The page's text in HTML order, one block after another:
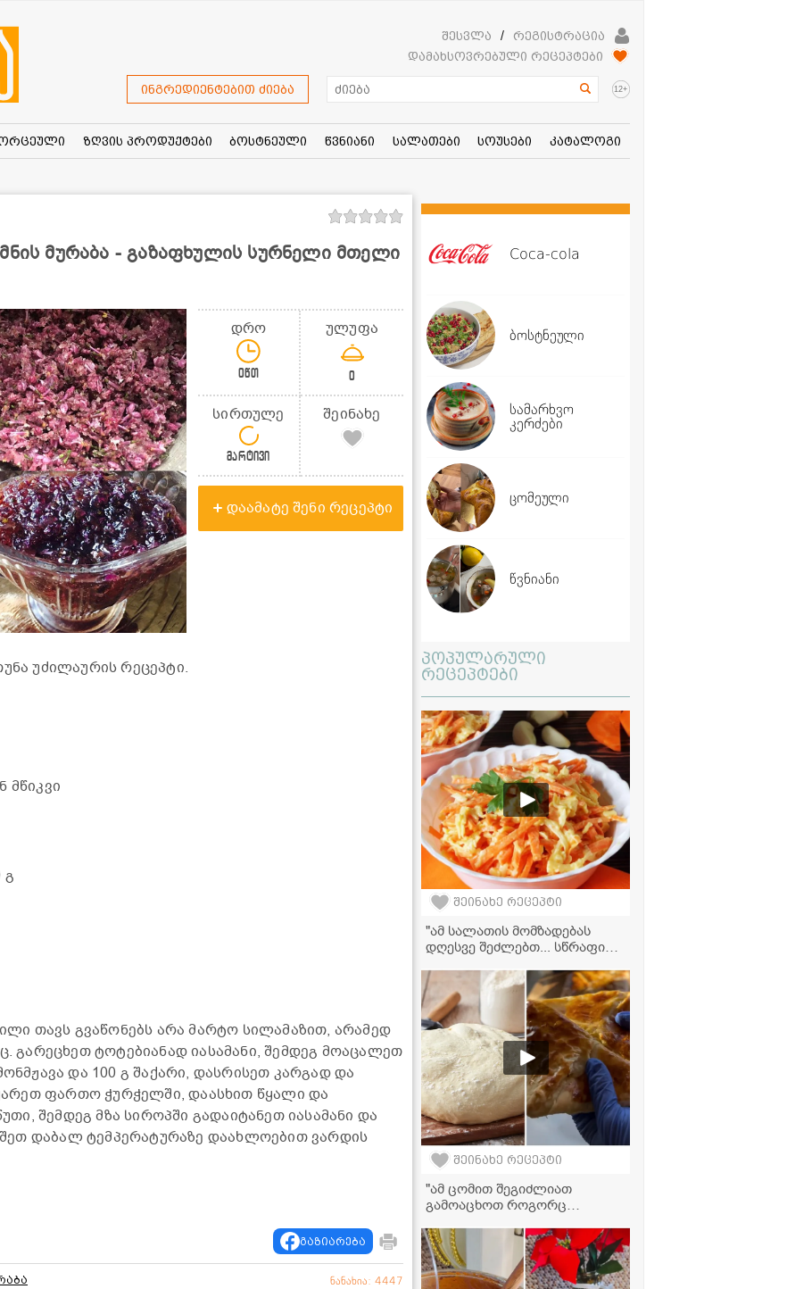
შესვლა /
რეგისტრაცია
დამახსოვრებული რეცეპტები
ინგრედიენტებით ძიება 12+
ზღვის პროდუქტები ბოსტნეული წვნიანი სალათები სოუსები კატალოგი
მურაბა - გაზაფხულის სურნელი მთელი
დრო
0წთ
ულუფა
0
სირთულე
მარტივი
შეინახე
დაამატე შენი რეცეპტი
უძილაურის რეცეპტი.
მწიკვი
გ
თავს გვაწონებს არა მარტო სილამაზით, არამედ
გარეცხეთ ტოტებიანად იასამანი, შემდეგ მოაცალეთ
და 100 გ შაქარი, დასრისეთ კარგად და
ფართო ჭურჭელში, დაასხით წყალი და
შემდეგ მზა სიროპში გადაიტანეთ იასამანი და
დაბალ ტემპერატურაზე დაახლოებით ვარდის
გაზიარება
ნანახია: 4447
Coca-cola
ბოსტნეული
სამარხვო
კერძები
ცომეული
წვნიანი
პოპულარული
რეცეპტები
შეინახე რეცეპტი
"ამ სალათის მომზადებას
დღესვე შეძლებთ... სწრაფი
გემრიელია" - სტაფილოს
სალათის ვიდეორეცეპტი
შეინახე რეცეპტი
"ამ ცომით შეგიძლიათ
გამოაცხოთ როგორც
ნაპოლეონის ფირფიტებიც" -
უნივერსალური ფენოვანი
ცომის ვიდეორეცეპტი